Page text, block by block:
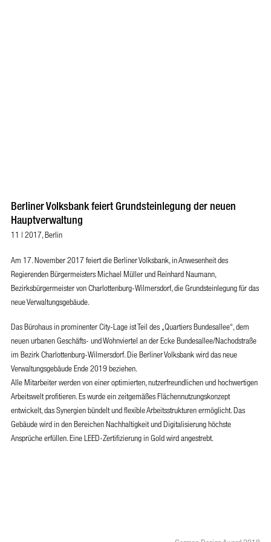
Berliner Volksbank feiert Grundsteinlegung der neuen
Hauptverwaltung
11 | 2017, Berlin
Am 17. November 2017 feiert die Berliner Volksbank, in Anwesenheit des
Regierenden Bürgermeisters Michael Müller und Reinhard Naumann,
Bezirksbürgermeister von Charlottenburg-Wilmersdorf, die Grundsteinlegung für das
neue Verwaltungsgebäude.
Das Bürohaus in prominenter City-Lage ist Teil des „Quartiers Bundesallee“, dem
neuen urbanen Geschäfts- und Wohnviertel an der Ecke Bundesallee/Nachodstraße
im Bezirk Charlottenburg-Wilmersdorf. Die Berliner Volksbank wird das neue
Verwaltungsgebäude Ende 2019 beziehen.
Alle Mitarbeiter werden von einer optimierten, nutzerfreundlichen und hochwertigen
Arbeitswelt profitieren. Es wurde ein zeitgemäßes Flächennutzungskonzept
entwickelt, das Synergien bündelt und flexible Arbeitsstrukturen ermöglicht. Das
Gebäude wird in den Bereichen Nachhaltigkeit und Digitalisierung höchste
Ansprüche erfüllen. Eine LEED-Zertifizierung in Gold wird angestrebt.